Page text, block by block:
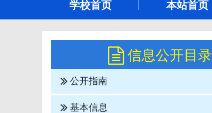
学校首页 本站首页
信息公开目录
公开指南
基本信息